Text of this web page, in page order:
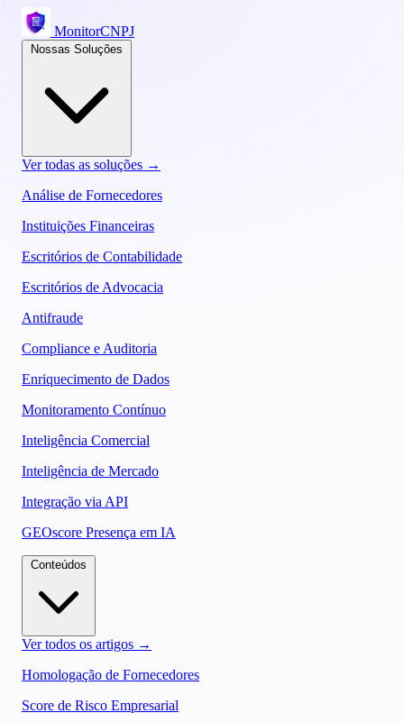
MonitorCNPJ
Ver todas as soluções →
Análise de Fornecedores
Instituições Financeiras
Escritórios de Contabilidade
Escritórios de Advocacia
Antifraude
Compliance e Auditoria
Enriquecimento de Dados
Monitoramento Contínuo
Inteligência Comercial
Inteligência de Mercado
Integração via API
GEOscore Presença em IA
Ver todos os artigos →
Homologação de Fornecedores
Score de Risco Empresarial